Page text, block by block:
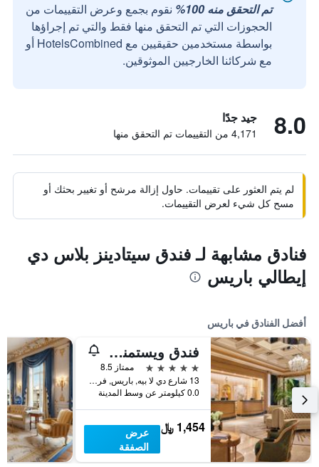
تم التحقق منه 100%
نقوم بجمع وعرض التقييمات من
الحجوزات التي تم التحقق منها فقط والتي تم إجراؤها
بواسطة مستخدمين حقيقيين مع HotelsCombined أو
مع شركائنا الخارجيين الموثوقين.
8.0 جيد جدًا
4,171 من التقييمات تم التحقق منها
لم يتم العثور على تقييمات. حاول إزالة مرشح أو تغيير بحثك أو
مسح كل شيء لعرض التقييمات.
فنادق مشابهة لـ فندق سيتادينز بلاس دي
إيطالي باريس
أفضل الفنادق في باريس
فندق ويستمنستر
5 نجوم
ممتاز 8.5
13 شارع دي لا بيه, باريس, فرنسا
0.0 كيلومتر عن وسط المدينة
1,454 ﷼
عرض
الصفقة